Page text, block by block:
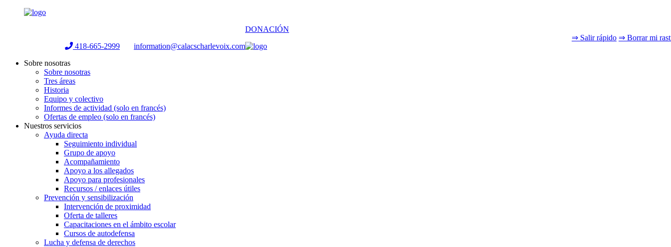
418-665-2999 information@calacscharlevoix.com
⇒ Salir rápido ⇒ Borrar mi
DONACIÓN
Sobre nosotras
Sobre nosotras
Tres áreas
Historia
Equipo y colectivo
Informes de actividad (solo en francés)
Ofertas de empleo (solo en francés)
Nuestros servicios
Ayuda directa
Seguimiento individual
Grupo de apoyo
Acompañamiento
Apoyo a los allegados
Apoyo para profesionales
Recursos / enlaces útiles
Prevención y sensibilización
Intervención de proximidad
Oferta de talleres
Capacitaciones en el ámbito escolar
Cursos de autodefensa
Lucha y defensa de derechos